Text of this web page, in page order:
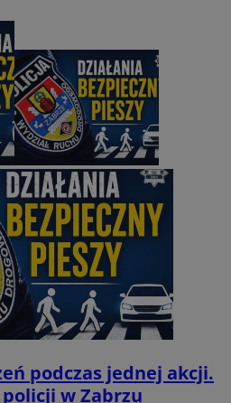
podczas jednej akcji.
w Zabrzu